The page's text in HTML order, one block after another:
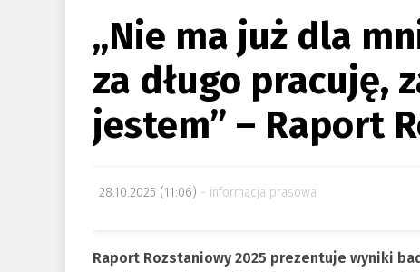
„Nie ma już dla
za długo pracuję,
jestem” – Raport
28.10.2025 (11:06) informacja prasowa
Raport Rozstaniowy 2025 prezentuje wyniki